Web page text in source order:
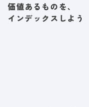
価値あるものを、
インデックスしよう